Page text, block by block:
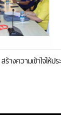
งความเข้าใจให้ปร